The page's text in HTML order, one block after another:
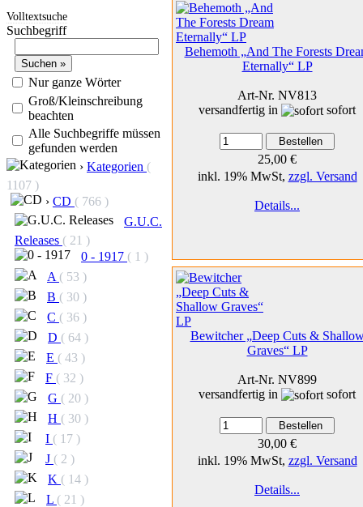
Volltextsuche
Suchbegriff
Nur ganze Wörter
Groß/Kleinschreibung
beachten
Alle Suchbegriffe müssen
gefunden werden
› Kategorien (
1107 )
› CD ( 766 )
G.U.C.
Releases ( 21 )
0 - 1917 ( 1 )
A ( 53 )
B ( 30 )
C ( 36 )
D ( 64 )
E ( 43 )
F ( 32 )
G ( 20 )
H ( 30 )
I ( 17 )
J ( 2 )
K ( 14 )
L ( 21 )
Behemoth „And The Forests
Eternally“ LP
Art-Nr. NV813
versandfertig in
sofort
25,00 €
inkl. 19% MwSt, zzgl. Versand
Details...
Bewitcher „Deep Cuts &
Graves“ LP
Art-Nr. NV899
versandfertig in
sofort
30,00 €
inkl. 19% MwSt, zzgl. Versand
Details...